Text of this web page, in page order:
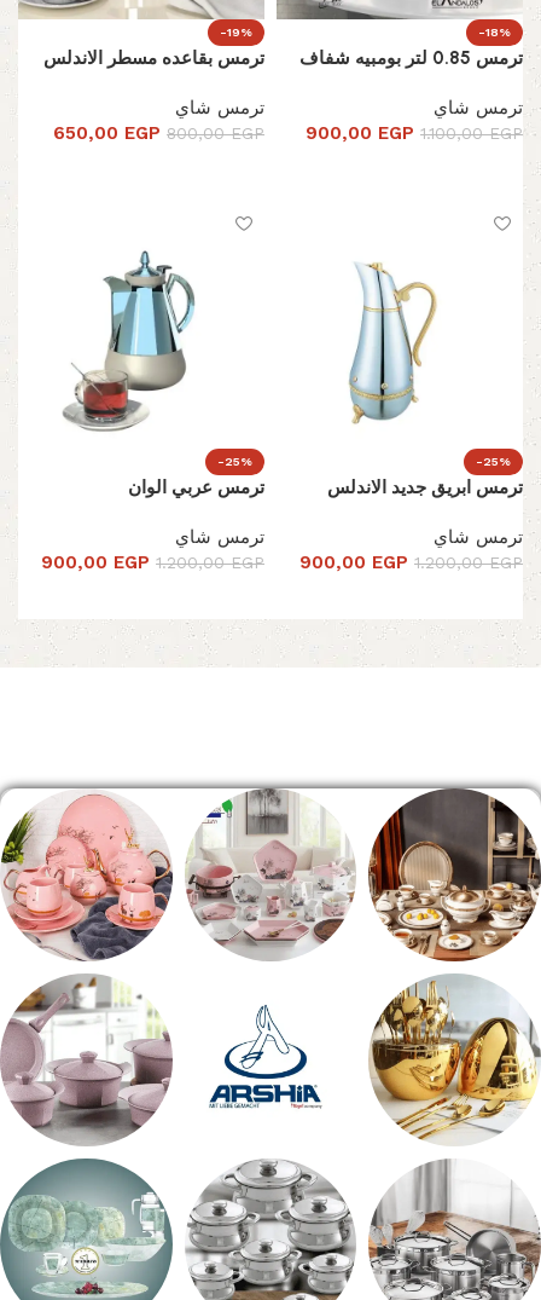
-18%
ترمس 0.85 لتر بومبيه شفاف
ترمس شاي
1.100,00EGP
900,00 EGP
-19%
ترمس بقاعده مسطر الاندلس
ترمس شاي
800,00EGP
650,00 EGP
-25%
ترمس ابريق جديد الاندلس
ترمس شاي
1.200,00EGP
900,00 EGP
-25%
ترمس عربي الوان
ترمس شاي
1.200,00EGP
900,00 EGP
طقم سفره شاي بالجاتوه
ARSHiA حلل جرانيت